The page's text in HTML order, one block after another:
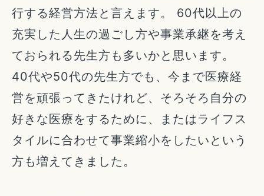
行する経営方法と言えます。 60代以上の
充実した人生の過ごし方や事業承継を考え
ておられる先生方も多いかと思います。
40代や50代の先生方でも、今まで医療経
営を頑張ってきたけれど、そろそろ自分の
好きな医療をするために、またはライフス
タイルに合わせて事業縮小をしたいという
方も増えてきました。